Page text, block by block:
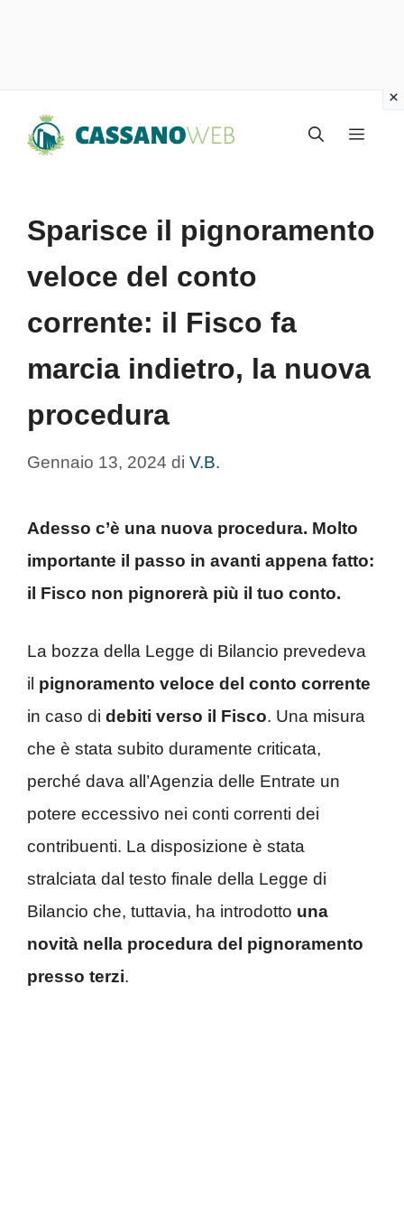
Menu
Sparisce il pignoramento
veloce del conto
corrente: il Fisco fa
marcia indietro, la nuova
procedura
Gennaio 13, 2024 di V.B.
Adesso c’è una nuova procedura. Molto
importante il passo in avanti appena fatto:
il Fisco non pignorerà più il tuo conto.
La bozza della Legge di Bilancio prevedeva
il pignoramento veloce del conto corrente
in caso di debiti verso il Fisco. Una misura
che è stata subito duramente criticata,
perché dava all’Agenzia delle Entrate un
potere eccessivo nei conti correnti dei
contribuenti. La disposizione è stata
stralciata dal testo finale della Legge di
Bilancio che, tuttavia, ha introdotto una
novità nella procedura del pignoramento
presso terzi.